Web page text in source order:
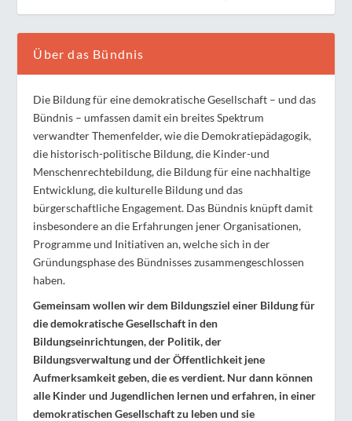
Über das Bündnis
Die Bildung für eine demokratische Gesellschaft – und das
Bündnis – umfassen damit ein breites Spektrum
verwandter Themenfelder, wie die Demokratiepädagogik,
die historisch-politische Bildung, die Kinder-und
Menschenrechtebildung, die Bildung für eine nachhaltige
Entwicklung, die kulturelle Bildung und das
bürgerschaftliche Engagement. Das Bündnis knüpft damit
insbesondere an die Erfahrungen jener Organisationen,
Programme und Initiativen an, welche sich in der
Gründungsphase des Bündnisses zusammengeschlossen
haben.
Gemeinsam wollen wir dem Bildungsziel einer Bildung für
die demokratische Gesellschaft in den
Bildungseinrichtungen, der Politik, der
Bildungsverwaltung und der Öffentlichkeit jene
Aufmerksamkeit geben, die es verdient. Nur dann können
alle Kinder und Jugendlichen lernen und erfahren, in einer
demokratischen Gesellschaft zu leben und sie